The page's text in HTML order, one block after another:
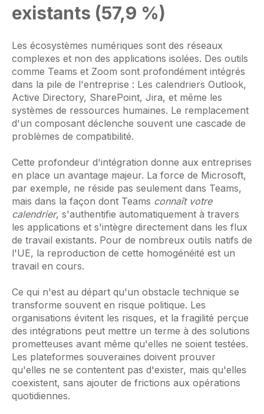
existants (57,9 %)
Les écosystèmes numériques sont des réseaux
complexes et non des applications isolées. Des outils
comme Teams et Zoom sont profondément intégrés
dans la pile de l'entreprise : Les calendriers Outlook,
Active Directory, SharePoint, Jira, et même les
systèmes de ressources humaines. Le remplacement
d'un composant déclenche souvent une cascade de
problèmes de compatibilité.
Cette profondeur d'intégration donne aux entreprises
en place un avantage majeur. La force de Microsoft,
par exemple, ne réside pas seulement dans Teams,
mais dans la façon dont Teams connaît votre
calendrier, s'authentifie automatiquement à travers
les applications et s'intègre directement dans les flux
de travail existants. Pour de nombreux outils natifs de
l'UE, la reproduction de cette homogénéité est un
travail en cours.
Ce qui n'est au départ qu'un obstacle technique se
transforme souvent en risque politique. Les
organisations évitent les risques, et la fragilité perçue
des intégrations peut mettre un terme à des solutions
prometteuses avant même qu'elles ne soient testées.
Les plateformes souveraines doivent prouver
qu'elles ne se contentent pas d'exister, mais qu'elles
coexistent, sans ajouter de frictions aux opérations
quotidiennes.